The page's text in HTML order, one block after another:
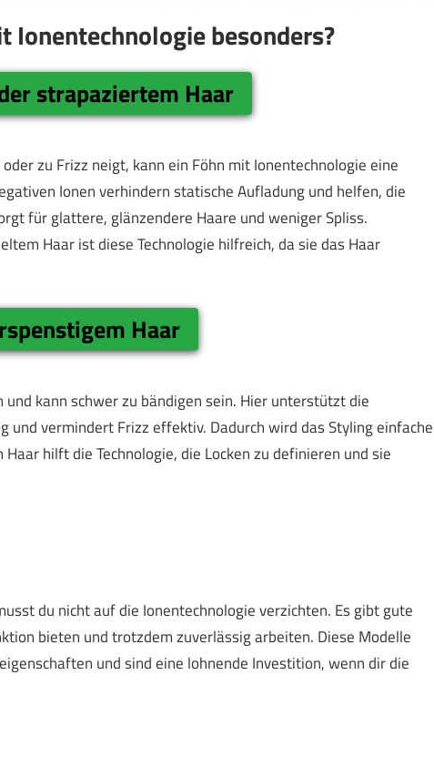
Ionentechnologie besonders?
strapaziertem Haar
zu Frizz neigt, kann ein Föhn mit Ionentechnologie eine
Ionen verhindern statische Aufladung und helfen, die
für glattere, glänzendere Haare und weniger Spliss.
Haar ist diese Technologie hilfreich, da sie das Haar
Haar
kann schwer zu bändigen sein. Hier unterstützt die
und vermindert Frizz effektiv. Dadurch wird das Styling
hilft die Technologie, die Locken zu definieren und sie
du nicht auf die Ionentechnologie verzichten. Es gibt gute
bieten und trotzdem zuverlässig arbeiten. Diese Modelle
und sind eine lohnende Investition, wenn dir die